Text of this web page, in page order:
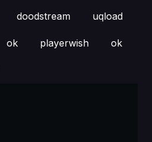
doodstream uqload
ok playerwish ok